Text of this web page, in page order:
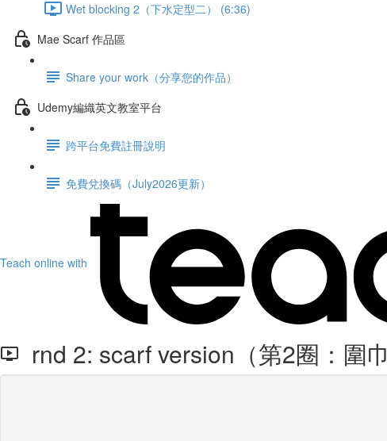
Wet blocking 2（下水定型二） (6:36)
Mae Scarf 作品區
Share your work（分享您的作品）
Udemy編織英文教室平台
跨平台免費註冊說明
免費兌換碼（July2026更新）
Teach online with
rnd 2: scarf version（第2圈：圍巾